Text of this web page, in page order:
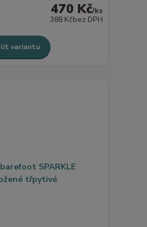
470 Kč/ks
388 Kčbez DPH
variantu